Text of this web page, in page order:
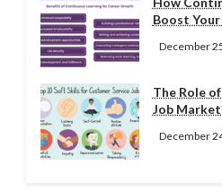
Boost
December
The Role
Job
December